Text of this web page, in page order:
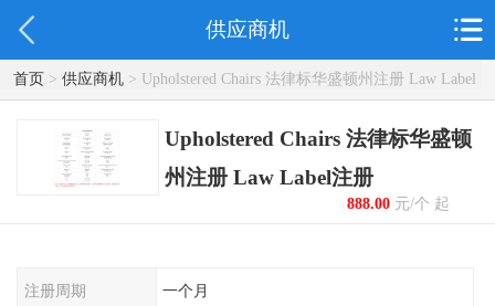
供应商机
首页> 供应商机> Upholstered Chairs 法律标华盛顿州注册 Law Label
注册
Upholstered Chairs 法律标华盛顿
州注册 Law Label注册
888.00元/个 起
注册周期 一个月